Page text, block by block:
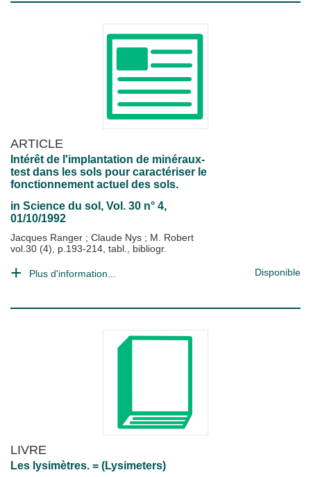
ARTICLE
Intérêt de l'implantation de minéraux-
test dans les sols pour caractériser le
fonctionnement actuel des sols.
in Science du sol , Vol. 30 n° 4,
01/10/1992
Jacques Ranger ; Claude Nys ; M. Robert
vol.30 (4), p.193-214, tabl., bibliogr.
Plus d'information... Disponible
LIVRE
Les lysimètres. = (Lysimeters)